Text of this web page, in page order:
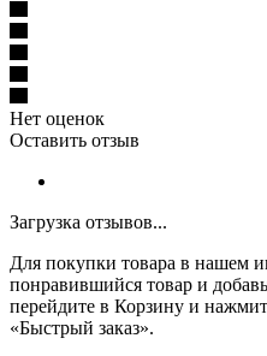
Нет оценок
Оставить отзыв
Загрузка отзывов...
Для покупки товара в нашем
понравившийся товар и
перейдите в Корзину и
«Быстрый заказ».